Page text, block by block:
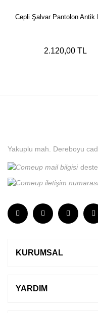
Cepli Şalvar Pantolon Antik
2.120,00 TL
Yakuplu mah. Dereboyu
KURUMSAL
YARDIM